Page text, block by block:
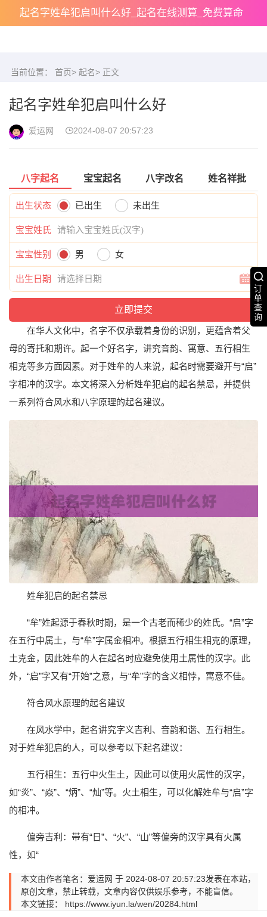
起名字姓牟犯启叫什么好_起名在线测算_免费算命
订
单
查
询
当前位置： 首页> 起名> 正文
起名字姓牟犯启叫什么好
爱运网 2024-08-07 20:57:23
八字起名 宝宝起名 八字改名 姓名祥批
出生状态 已出生 未出生
宝宝姓氏
宝宝性别 男 女
出生日期
在华人文化中，名字不仅承载着身份的识别，更蕴含着父
母的寄托和期许。起一个好名字，讲究音韵、寓意、五行相生
相克等多方面因素。对于姓牟的人来说，起名时需要避开与“启”
字相冲的汉字。本文将深入分析姓牟犯启的起名禁忌，并提供
一系列符合风水和八字原理的起名建议。
姓牟犯启的起名禁忌
“牟”姓起源于春秋时期，是一个古老而稀少的姓氏。“启”字
在五行中属土，与“牟”字属金相冲。根据五行相生相克的原理，
土克金，因此姓牟的人在起名时应避免使用土属性的汉字。此
外，“启”字又有“开始”之意，与“牟”字的含义相悖，寓意不佳。
符合风水原理的起名建议
在风水学中，起名讲究字义吉利、音韵和谐、五行相生。
对于姓牟犯启的人，可以参考以下起名建议：
五行相生：五行中火生土，因此可以使用火属性的汉字，
如“炎”、“焱”、“炳”、“灿”等。火土相生，可以化解姓牟与“启”字
的相冲。
偏旁吉利：带有“日”、“火”、“山”等偏旁的汉字具有火属
性，如“
本文由作者笔名：爱运网 于 2024-08-07 20:57:23发表在本站，
原创文章，禁止转载，文章内容仅供娱乐参考，不能盲信。
本文链接： https://www.iyun.la/wen/20284.html